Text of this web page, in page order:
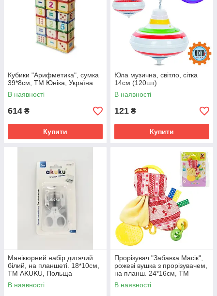
Кубики "Арифметика", сумка
39*8см, ТМ Юніка, Україна
В наявності
614 ₴
Купити
Юла музична, світло, сітка
14см (120шт)
В наявності
121 ₴
Купити
Манікюрний набір дитячий
білий, на планшеті. 18*10см,
ТМ AKUKU, Польща
В наявності
Прорізувач "Забавка Масік",
рожеві вушка з прорізувачем,
на планш. 24*16см, ТМ
Масік, Україна
В наявності